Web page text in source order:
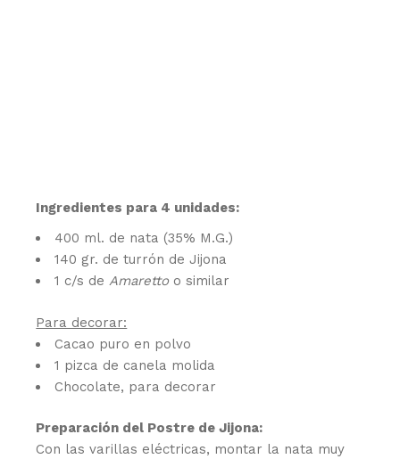
Ingredientes para 4 unidades:
400 ml. de nata (35% M.G.)
140 gr. de turrón de Jijona
1 c/s deAmarettoo similar
Para decorar:
Cacao puro en polvo
1 pizca de canela molida
Chocolate, para decorar
Preparación del Postre de Jijona:
Con las varillas eléctricas, montar la nata muy